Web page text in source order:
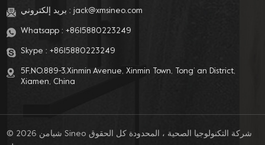
بريد إلكتروني : jack@xmsineo.com
Whatsapp : +8615880223249
Skype : +8615880223249
5F,NO.889-3,Xinmin Avenue, Xinmin Town, Tong’ an District,
Xiamen, China
© 2026 شيامن Sineo شركة التكنولوجيا الصحية ، المحدودة كل الحقوق